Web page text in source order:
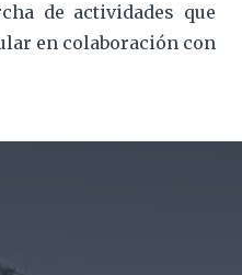
de actividades que
en colaboración con